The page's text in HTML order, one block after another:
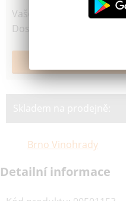
Vaše cena
Dostupnost
Brno Vinohrady
Detailní informace